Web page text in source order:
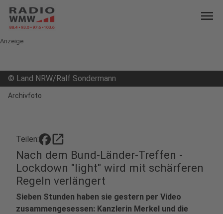
menu
Anzeige
© Land NRW/Ralf Sondermann
Archivfoto
Teilen: open_in_new
Nach dem Bund-Länder-Treffen -
Lockdown "light" wird mit schärferen
Regeln verlängert
Sieben Stunden haben sie gestern per Video
zusammengesessen: Kanzlerin Merkel und die